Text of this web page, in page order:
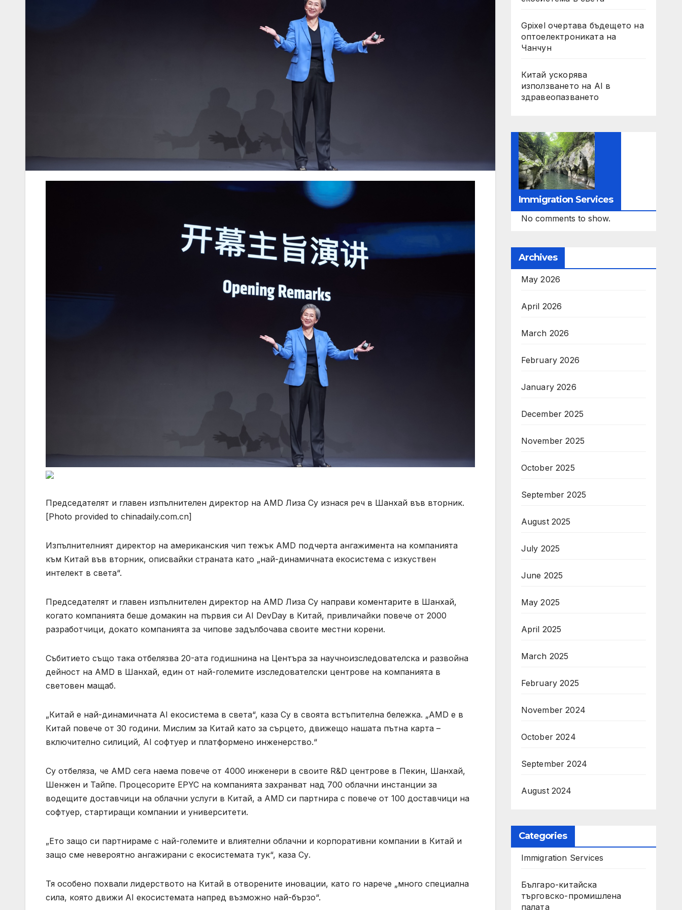
Председателят и главен изпълнителен директор на AMD Лиза Су изнася реч в Шанхай във вторник.
[Photo provided to chinadaily.com.cn]
Изпълнителният директор на американския чип тежък AMD подчерта ангажимента на компанията
към Китай във вторник, описвайки страната като „най-динамичната екосистема с изкуствен
интелект в света“.
Председателят и главен изпълнителен директор на AMD Лиза Су направи коментарите в Шанхай,
когато компанията беше домакин на първия си AI DevDay в Китай, привличайки повече от 2000
разработчици, докато компанията за чипове задълбочава своите местни корени.
Събитието също така отбелязва 20-ата годишнина на Центъра за научноизследователска и развойна
дейност на AMD в Шанхай, един от най-големите изследователски центрове на компанията в
световен мащаб.
„Китай е най-динамичната AI екосистема в света“, каза Су в своята встъпителна бележка. „AMD е в
Китай повече от 30 години. Мислим за Китай като за сърцето, движещо нашата пътна карта –
включително силиций, AI софтуер и платформено инженерство.“
Су отбеляза, че AMD сега наема повече от 4000 инженери в своите R&D центрове в Пекин, Шанхай,
Шенжен и Тайпе. Процесорите EPYC на компанията захранват над 700 облачни инстанции за
водещите доставчици на облачни услуги в Китай, а AMD си партнира с повече от 100 доставчици на
софтуер, стартиращи компании и университети.
„Ето защо си партнираме с най-големите и влиятелни облачни и корпоративни компании в Китай и
защо сме невероятно ангажирани с екосистемата тук“, каза Су.
Тя особено похвали лидерството на Китай в отворените иновации, като го нарече „много специална
сила, която движи AI екосистемата напред възможно най-бързо“.
Gpixel очертава бъдещето на
оптоелектрониката на
Чанчун
Китай ускорява
използването на AI в
здравеопазването
Immigration Services
No comments to show.
Archives
May 2026
April 2026
March 2026
February 2026
January 2026
December 2025
November 2025
October 2025
September 2025
August 2025
July 2025
June 2025
May 2025
April 2025
March 2025
February 2025
November 2024
October 2024
September 2024
August 2024
Categories
Immigration Services
Българо-китайска
търговско-промишлена
палата